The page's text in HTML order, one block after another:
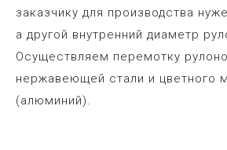
заказчику для производства
а другой внутренний диаметр
Осуществляем перемотку
нержавеющей стали и цветного
(алюминий).